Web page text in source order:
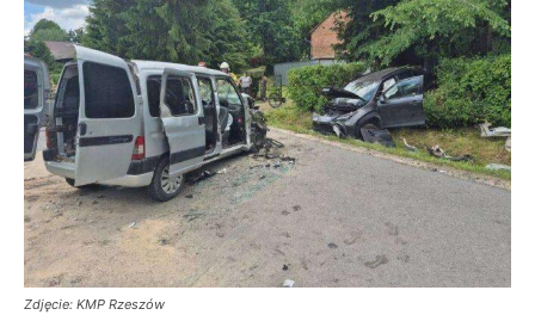
Zdjęcie: KMP Rzeszów